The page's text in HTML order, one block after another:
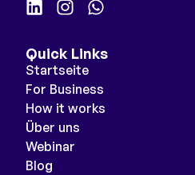
Quick Links
Startseite
For Business
How it works
Über uns
Webinar
Blog